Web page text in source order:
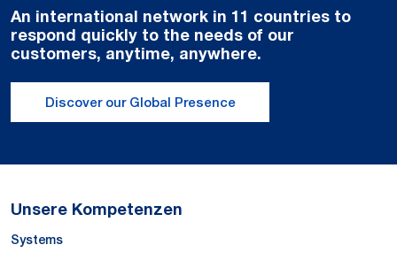
An international network in 11 countries to
respond quickly to the needs of our
customers, anytime, anywhere.
Discover our Global Presence
Unsere Kompetenzen
Systems